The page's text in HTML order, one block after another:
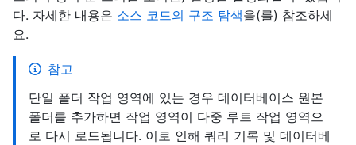
다. 자세한 내용은 소스 코드의 구조 탐색을(를) 참조하세
요.
참고
단일 폴더 작업 영역에 있는 경우 데이터베이스 원본
폴더를 추가하면 작업 영역이 다중 루트 작업 영역으
로 다시 로드됩니다. 이로 인해 쿼리 기록 및 데이터베